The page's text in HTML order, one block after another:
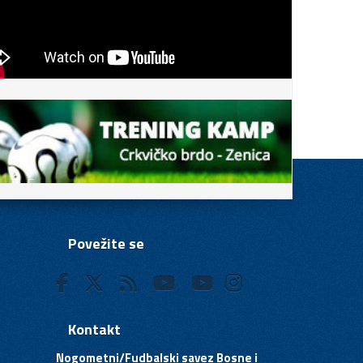
Povežite se
Kontakt
Nogometni/Fudbalski savez Bosne i